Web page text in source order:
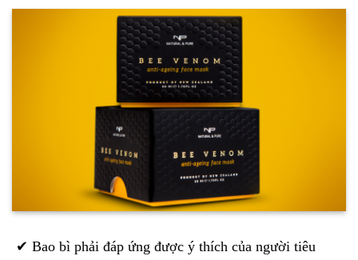
✔ Bao bì phải đáp ứng được ý thích của người tiêu